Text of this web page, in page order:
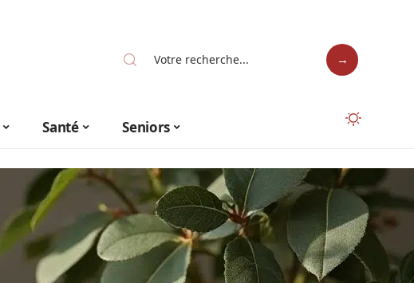
Santé Seniors